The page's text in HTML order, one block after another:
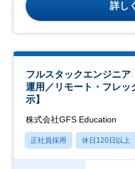
詳し
フルスタックエンジニ
運用／リモート・フレッ
示】
株式会社GFS Education
正社員採用 休日120日以上